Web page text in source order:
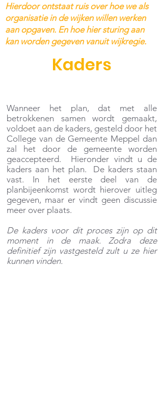
Hierdoor ontstaat ruis over hoe we als
organisatie in de wijken willen werken
aan opgaven. En hoe hier sturing aan
kan worden gegeven vanuit wijkregie.
Kaders
Wanneer het plan, dat met alle
betrokkenen samen wordt gemaakt,
voldoet aan de kaders, gesteld door het
College van de Gemeente Meppel dan
zal het door de gemeente worden
geaccepteerd. Hieronder vindt u de
kaders aan het plan. De kaders staan
vast. In het eerste deel van de
planbijeenkomst wordt hierover uitleg
gegeven, maar er vindt geen discussie
meer over plaats.
De kaders voor dit proces zijn op dit
moment in de maak. Zodra deze
definitief zijn vastgesteld zult u ze hier
kunnen vinden.